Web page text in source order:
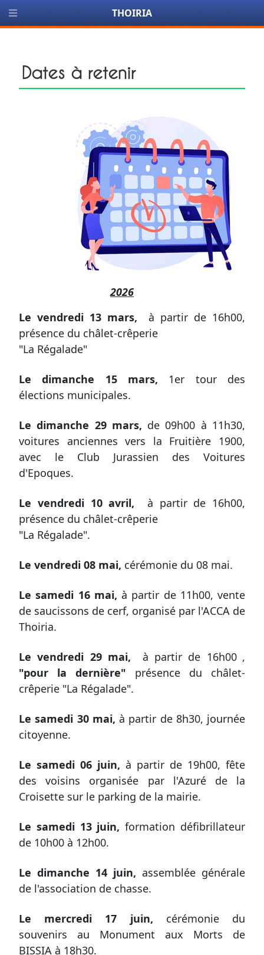
Dates à retenir
2026
Le vendredi 13 mars,
à partir de 16h00,
présence du châlet-crêperie
"La Régalade"
Le dimanche 15 mars, 1er tour des
élections municipales.
Le dimanche 29 mars, de 09h00 à 11h30,
voitures anciennes vers la Fruitière 1900,
avec le Club Jurassien des Voitures
d'Epoques.
Le vendredi 10 avril,
à partir de 16h00,
présence du châlet-crêperie
"La Régalade".
Le vendredi 08 mai, cérémonie du 08 mai.
Le samedi 16 mai, à partir de 11h00, vente
de saucissons de cerf, organisé par l'ACCA de
Thoiria.
Le vendredi 29 mai, à partir de 16h00 ,
"pour la dernière" présence du châlet-
crêperie "La Régalade".
Le samedi 30 mai, à partir de 8h30, journée
citoyenne.
Le samedi 06 juin, à partir de 19h00, fête
des voisins organisée par l'Azuré de la
Croisette sur le parking de la mairie.
Le samedi 13 juin,formation défibrillateur
de 10h00 à 12h00.
Le dimanche 14 juin, assemblée générale
de l'association de chasse.
Le mercredi 17 juin, cérémonie du
souvenirs au Monument aux Morts de
BISSIA à 18h30.
THOIRIA